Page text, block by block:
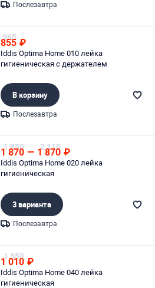
Послезавтра
965
855 ₽
Iddis Optima Home 010 лейка
гигиеническая с держателем
В корзину
Послезавтра
1 850
1 870 — 2 110
1 870 ₽
Iddis Optima Home 020 лейка
гигиеническая
3 варианта
Послезавтра
1 550
1 010 ₽
Iddis Optima Home 040 лейка
гигиеническая